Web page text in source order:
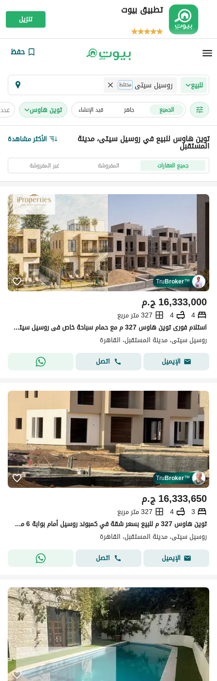
تطبيق بيوت
تنزيل
حفظ
للبيع روسيل سيتى مختلط
الجميع جاهز قيد الإنشاء توين هاوس
توين هاوس للبيع في روسيل سيتى، مدينة
المستقبل الأكثر مشاهدة
جميع العقارات المفروشة غير المفروشة
TruBroker™
ج.م16,333,000
4
4
327 متر مربع
استلام فورى توين هاوس 327 م مع حمام سباحة خاص فى روسيل سيتى فى القاهرة الجديدة بأقل سعر كاش
روسيل سيتى، مدينة المستقبل، القاهرة
الإيميل
اتصل
TruBroker™
ج.م16,333,650
3
4
327 متر مربع
توين هاوس 327 م للبيع بسعر شقة في كمبوند روسيل أمام بوابة 6 مدينتي استلام فوري وجاهز للمعاينة في المستقبل سيتي
روسيل سيتى، مدينة المستقبل، القاهرة
الإيميل
اتصل